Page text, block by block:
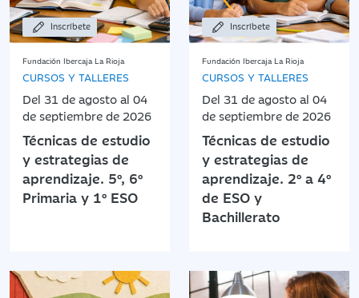
Inscríbete
Fundación Ibercaja La Rioja
CURSOS Y TALLERES
Del 31 de agosto al 04
de septiembre de 2026
Técnicas de estudio
y estrategias de
aprendizaje. 5º, 6º
Primaria y 1º ESO
Inscríbete
Fundación Ibercaja La Rioja
CURSOS Y TALLERES
Del 31 de agosto al 04
de septiembre de 2026
Técnicas de estudio
y estrategias de
aprendizaje. 2º a 4º
de ESO y
Bachillerato